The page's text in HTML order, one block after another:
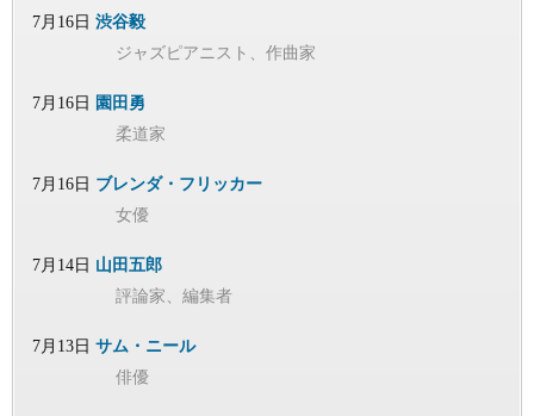
7月16日 渋谷毅
ジャズピアニスト、作曲家
7月16日 園田勇
柔道家
7月16日 ブレンダ・フリッカー
女優
7月14日 山田五郎
評論家、編集者
7月13日 サム・ニール
俳優